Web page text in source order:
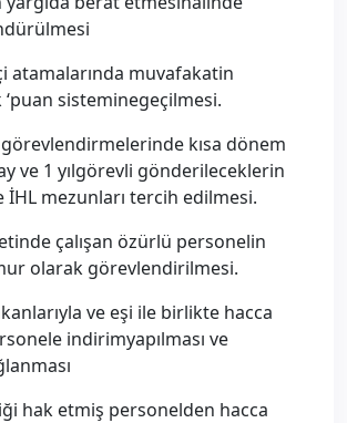
atamalarında muvafakatin
‘puan sisteminegeçilmesi.
görevlendirmelerinde kısa dönem
ve 1 yılgörevli gönderileceklerin
İHL mezunları tercih edilmesi.
çalışan özürlü personelin
olarak görevlendirilmesi.
ve eşi ile birlikte hacca
indirimyapılması ve
hak etmiş personelden hacca